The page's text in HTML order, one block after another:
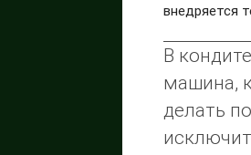
внедряется
В
машина,
делать